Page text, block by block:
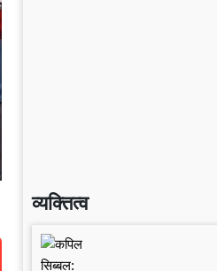
व्यक्तित्व